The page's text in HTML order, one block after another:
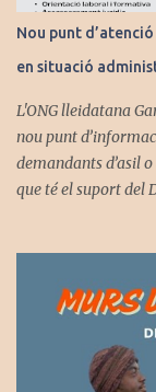
Nou punt
en situació
L'ONG lleidatana
nou punt
demandants d’asil
que té el suport del
el primer cop que
el 2019 amb
espai amable on
psicoemocional,
integració social i a